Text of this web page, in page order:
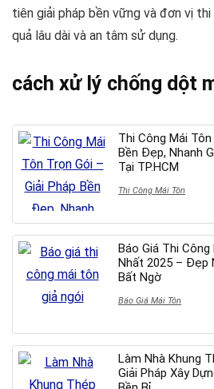
tiên giải pháp bền vững và đơn vị
quả lâu dài và an tâm sử dụng.
cách xử lý chống dột
Thi Công Mái
Bền Đẹp, Nhanh
Tại TP.HCM
Thi Công Mái Tôn
Báo Giá Thi
Nhất 2025 – Đẹp
Bất Ngờ
Báo Giá Mái Tôn
Làm Nhà Khung
Giải Pháp Xây